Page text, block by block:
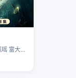
张新成 丁禹兮 姜珮瑶 富大龙 …